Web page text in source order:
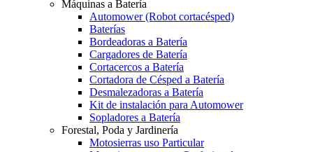
Máquinas a Batería
Automower (Robot cortacésped)
Baterías
Bordeadoras a Batería
Cargadores de Batería
Cortacercos a Batería
Cortadora de Césped a Batería
Desmalezadoras a Batería
Kit de instalación para Automower
Sopladores a Batería
Forestal, Poda y Jardinería
Motosierras uso Particular